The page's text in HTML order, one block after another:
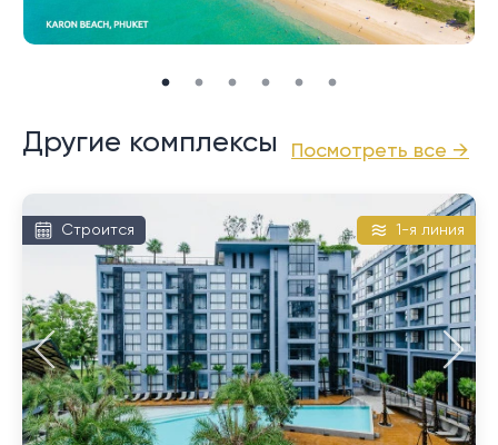
прибрежной дороги.
Посмотреть все →
Другие комплексы
Строится 1-я линия